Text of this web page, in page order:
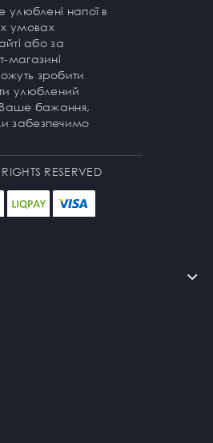
улюблені напої в
умовах
або за
магазині
зробити
улюблений
Ваше бажання,
забезпечимо
RESERVED